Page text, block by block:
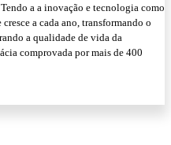
a a inovação e tecnologia como
a cada ano, transformando o
a qualidade de vida da
comprovada por mais de 400